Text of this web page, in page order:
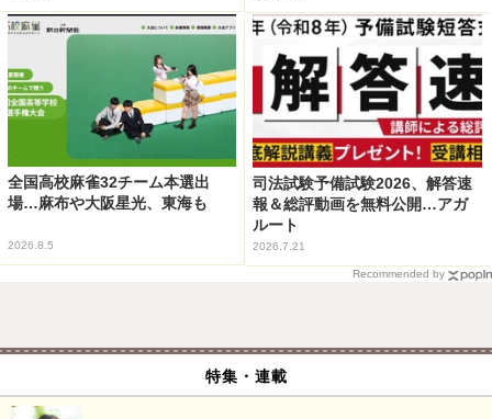
全国高校麻雀32チーム本選出
場…麻布や大阪星光、東海も
2026.8.5
司法試験予備試験2026、解答速
報＆総評動画を無料公開…アガ
ルート
2026.7.21
Recommended by
特集・連載